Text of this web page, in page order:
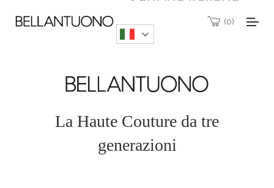
0
Scopri le Collezioni
La Haute Couture da tre
generazioni